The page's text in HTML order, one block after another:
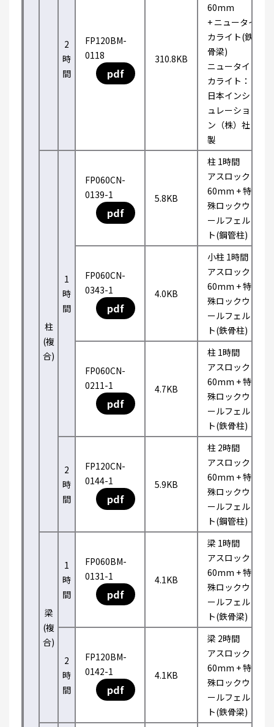
2
時
間
FP120BM-
0118
pdf
310.8KB
60mm
+ ニュータイ
カライト(鉄
骨梁)
ニュータイ
カライト：
日本インシ
ュレーショ
ン（株）社
製
柱
(複
合)
1
時
間
FP060CN-
0139-1
pdf
5.8KB
柱 1時間
アスロック
60mm + 特
殊ロックウ
ールフェル
ト(鋼管柱)
FP060CN-
0343-1
pdf
4.0KB
小柱 1時間
アスロック
60mm + 特
殊ロックウ
ールフェル
ト(鉄骨柱)
FP060CN-
0211-1
pdf
4.7KB
柱 1時間
アスロック
60mm + 特
殊ロックウ
ールフェル
ト(鉄骨柱)
2
時
間
FP120CN-
0144-1
pdf
5.9KB
柱 2時間
アスロック
60mm + 特
殊ロックウ
ールフェル
ト(鋼管柱)
梁
(複
合)
1
時
間
FP060BM-
0131-1
pdf
4.1KB
梁 1時間
アスロック
60mm + 特
殊ロックウ
ールフェル
ト(鉄骨梁)
2
時
間
FP120BM-
0142-1
pdf
4.1KB
梁 2時間
アスロック
60mm + 特
殊ロックウ
ールフェル
ト(鉄骨梁)